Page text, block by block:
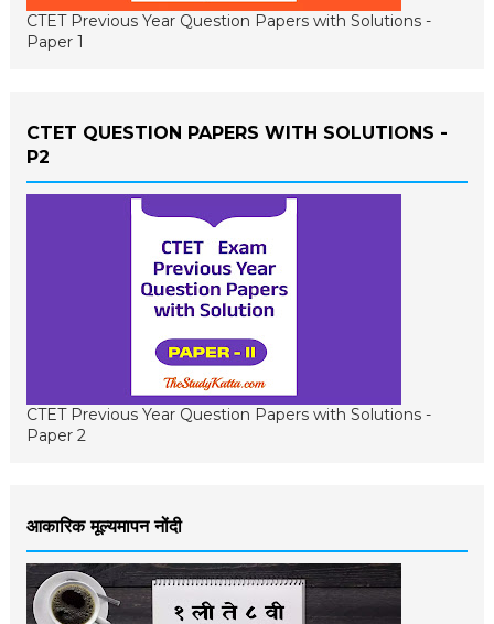
CTET Previous Year Question Papers with Solutions -
Paper 1
CTET QUESTION PAPERS WITH SOLUTIONS -
P2
CTET Previous Year Question Papers with Solutions -
Paper 2
आकारिक मूल्यमापन नोंदी